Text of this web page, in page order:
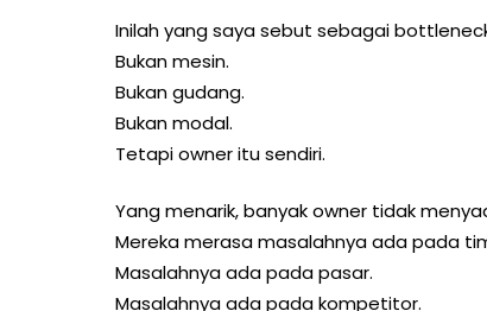
Inilah yang saya sebut sebagai
Bukan mesin.
Bukan gudang.
Bukan modal.
Tetapi owner itu sendiri.
Yang menarik, banyak owner tidak
Mereka merasa masalahnya ada pada
Masalahnya ada pada pasar.
Masalahnya ada pada kompetitor.